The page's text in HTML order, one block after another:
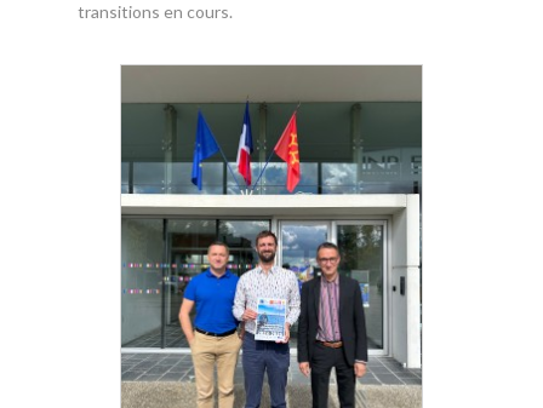
transitions en cours.